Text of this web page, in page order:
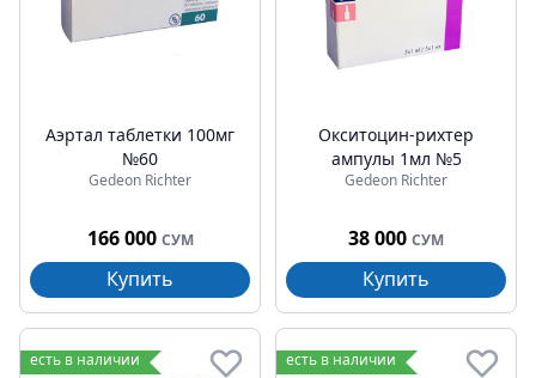
Аэртал таблетки 100мг
№60
Gedeon Richter
166 000 СУМ
Купить
Окситоцин-рихтер
ампулы 1мл №5
Gedeon Richter
38 000 СУМ
Купить
есть в наличии есть в наличии